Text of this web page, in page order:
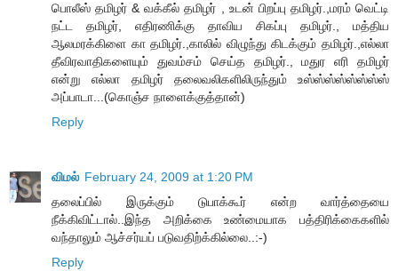
பொலீஸ் தமிழர் & வக்கீல் தமிழர் , உடன் பிறப்பு தமிழர்.,மரம் வெட்டி
நட்ட தமிழர், எதிரணிக்கு தாவிய சிகப்பு தமிழர்., மத்திய
ஆலமரக்கிளை கா தமிழர்.,காலில் விழுந்து கிடக்கும் தமிழர்.,எல்லா
தீவிரவாதிகளையும் துவம்சம் செய்த தமிழர்., மதுர எரி தமிழர்
என்று எல்லா தமிழர் தலைவலிகளிலிருந்தும் உஸ்ஸ்ஸ்ஸ்ஸ்ஸ்ஸ்ஸ்
அப்பாடா...(கொஞ்ச நாளைக்குத்தான்)
Reply
விமல் February 24, 2009 at 1:20 PM
தலைப்பில் இருக்கும் டுபாக்கூர் என்ற வார்த்தையை
நீக்கிவிட்டால்..இந்த அறிக்கை உண்மையாக பத்திரிக்கைகளில்
வந்தாலும் ஆச்சர்யப் படுவதிற்க்கில்லை..:-)
Reply